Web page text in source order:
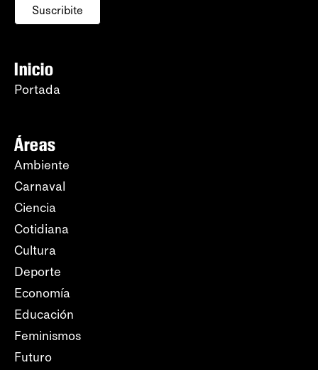
Suscribite
Inicio
Portada
Áreas
Ambiente
Carnaval
Ciencia
Cotidiana
Cultura
Deporte
Economía
Educación
Feminismos
Futuro